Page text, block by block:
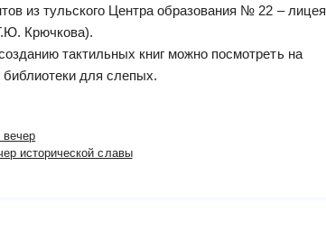
из тульского Центра образования № 22 – лицея
Крючкова).
тактильных книг можно посмотреть на
для слепых.
исторической славы